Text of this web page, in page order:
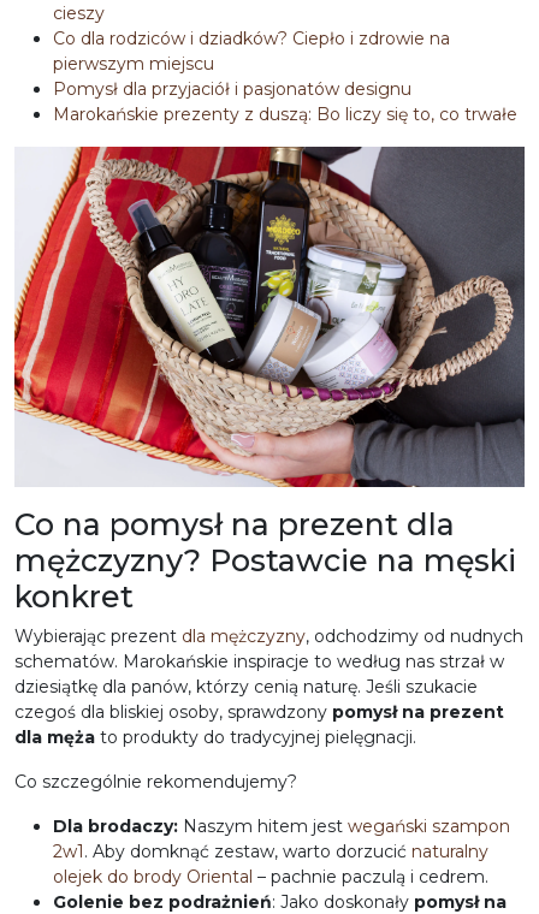
cieszy
Co dla rodziców i dziadków? Ciepło i zdrowie na
pierwszym miejscu
Pomysł dla przyjaciół i pasjonatów designu
Marokańskie prezenty z duszą: Bo liczy się to, co trwałe
Co na pomysł na prezent dla
mężczyzny? Postawcie na męski
konkret
Wybierając prezent dla mężczyzny, odchodzimy od nudnych
schematów. Marokańskie inspiracje to według nas strzał w
dziesiątkę dla panów, którzy cenią naturę. Jeśli szukacie
czegoś dla bliskiej osoby, sprawdzony pomysł na prezent
dla męża to produkty do tradycyjnej pielęgnacji.
Co szczególnie rekomendujemy?
Dla brodaczy: Naszym hitem jest wegański szampon
2w1. Aby domknąć zestaw, warto dorzucić naturalny
olejek do brody Oriental – pachnie paczulą i cedrem.
Golenie bez podrażnień: Jako doskonały pomysł na